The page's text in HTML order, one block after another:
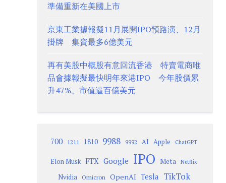
準備重新在美國上市
京東工業據報擬11月展開IPO預路演、12月
掛牌 集資最多6億美元
再有美股中概股有意回流香港 特賣電商唯
品會據報擬最快明年來港IPO 今年股價累
升47%、市值逼百億美元
700 1211 1810 9988 9992 AI Apple ChatGPT
Elon Musk FTX Google IPO Meta Netflix
Nvidia Omicron OpenAI Tesla TikTok